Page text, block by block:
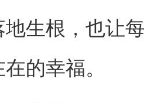
地生根，也让
的幸福。